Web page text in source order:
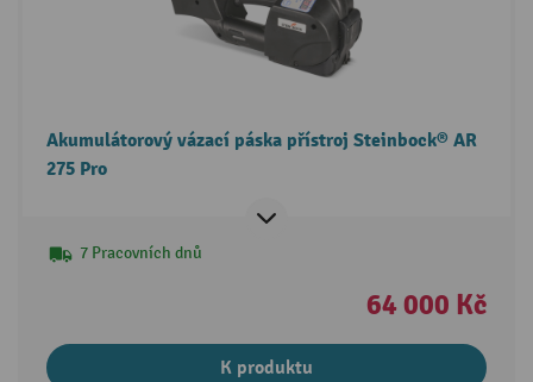
Akumulátorový vázací páska přístroj Steinbock® AR
275 Pro
7 Pracovních dnů
64 000 Kč
K produktu